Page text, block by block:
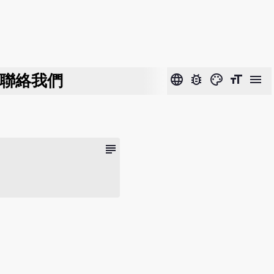
絡我們 language bug_report color_lens format_size menu
subject